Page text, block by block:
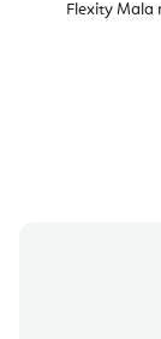
Flexity Mala